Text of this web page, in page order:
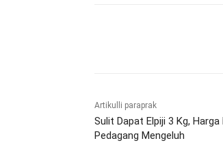
Artikulli paraprak
Sulit Dapat Elpiji 3 Kg, Harga
Pedagang Mengeluh